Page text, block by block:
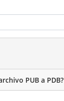
PUB a PDB?